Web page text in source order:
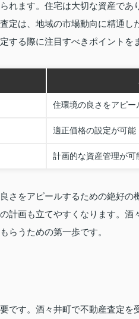
れます。住宅は大切な資産であ
定は、地域の市場動向に精通し
る際に注目すべきポイントを
住環境の良さをアピー
適正価格の設定が可能
計画的な資産管理が可
さをアピールするための絶好の
計画も立てやすくなります。酒
らうための第一歩です。
です。酒々井町で不動産査定を